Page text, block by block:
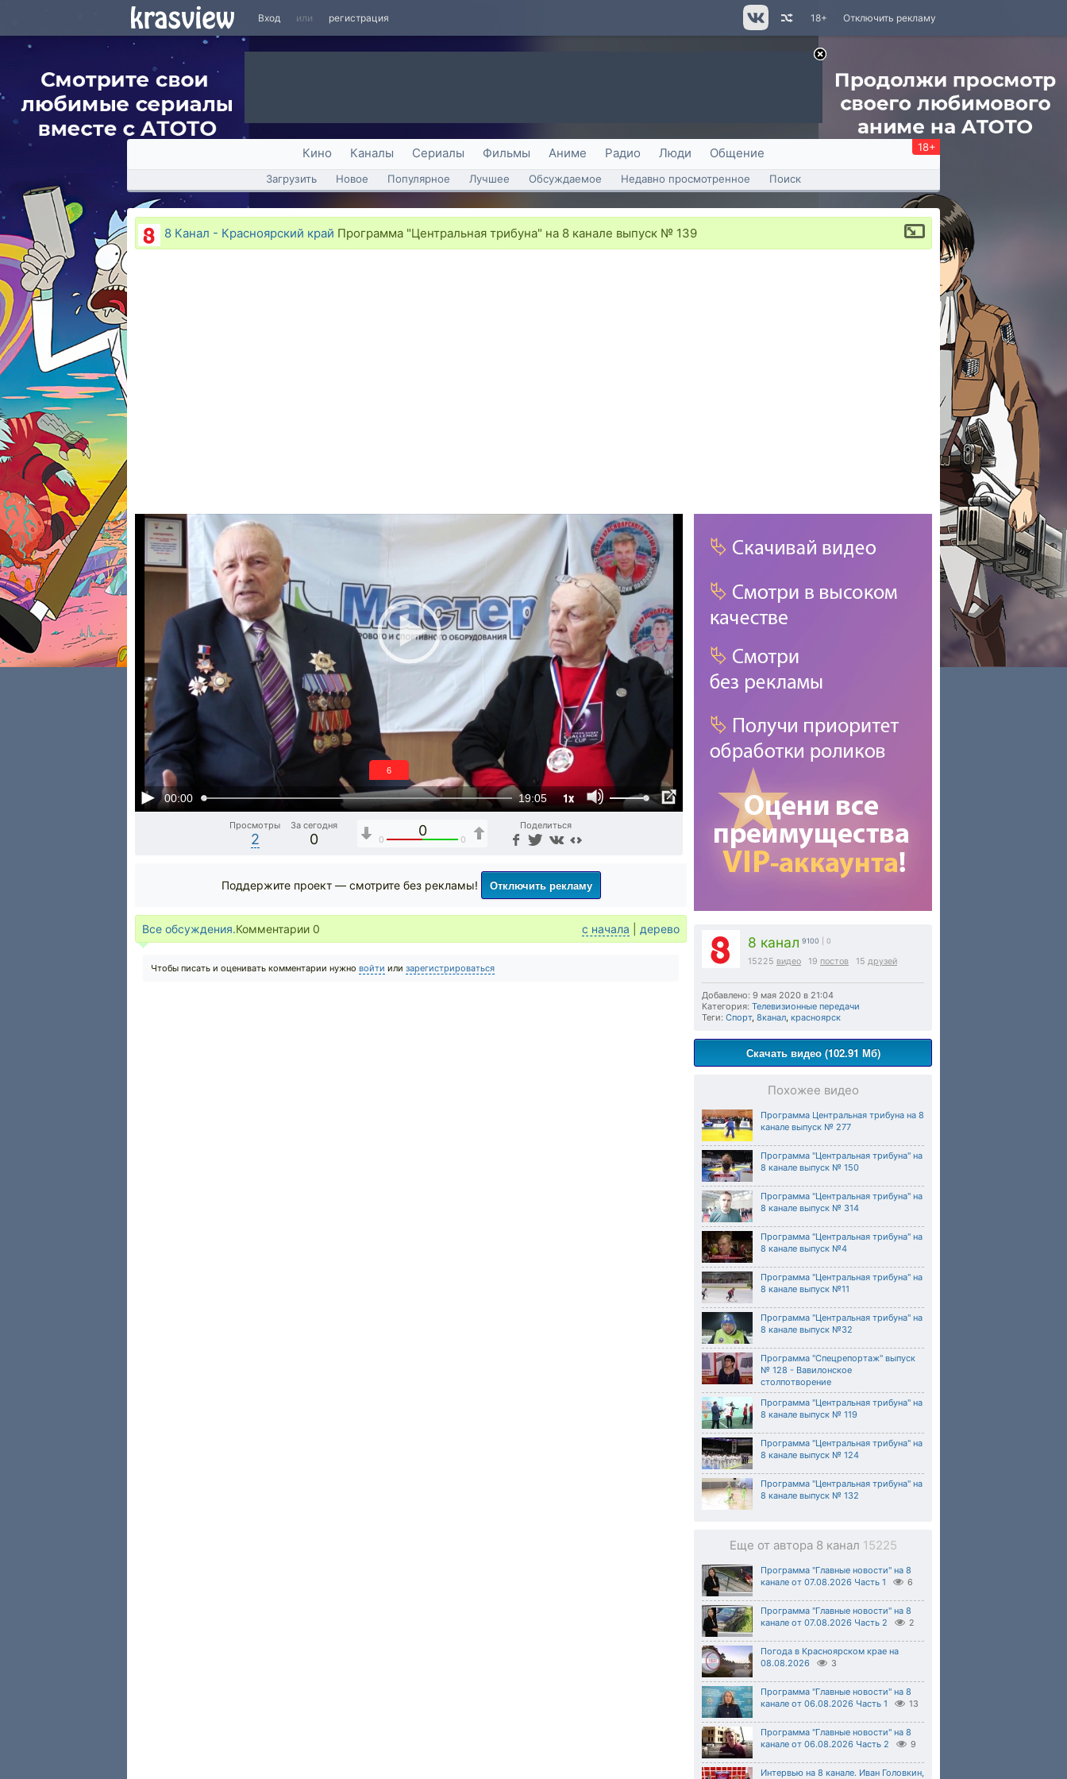
Вход или регистрация Отключить рекламу
18+
Кино Каналы Сериалы Фильмы Аниме Радио Люди Общение 18+
Загрузить Новое Популярное Лучшее Обсуждаемое Недавно просмотренное Поиск
8 Канал - Красноярский край Программа "Центральная трибуна" на 8 канале выпуск № 139
00:00 19:05 1x
6
Просмотры
2
За сегодня
0
0
0 0
Поделиться
8 канал 9100 | 0
15225 видео 19 постов 15 друзей
Добавлено: 9 мая 2020 в 21:04
Категория: Телевизионные передачи
Теги: Спорт, 8канал, красноярск
Скачать видео (102.91 Мб)
Похожее видео
Программа Центральная трибуна на 8
канале выпуск № 277
Программа "Центральная трибуна" на
8 канале выпуск № 150
Программа "Центральная трибуна" на
8 канале выпуск № 314
Программа "Центральная трибуна" на
8 канале выпуск №4
Программа "Центральная трибуна" на
8 канале выпуск №11
Программа "Центральная трибуна" на
8 канале выпуск №32
Программа "Спецрепортаж" выпуск
№ 128 - Вавилонское
столпотворение
Программа "Центральная трибуна" на
8 канале выпуск № 119
Программа "Центральная трибуна" на
8 канале выпуск № 124
Программа "Центральная трибуна" на
8 канале выпуск № 132
Еще от автора 8 канал 15225
Программа "Главные новости" на 8
канале от 07.08.2026 Часть 1
6
Программа "Главные новости" на 8
канале от 07.08.2026 Часть 2
2
Погода в Красноярском крае на
08.08.2026
3
Программа "Главные новости" на 8
канале от 06.08.2026 Часть 1
13
Программа "Главные новости" на 8
канале от 06.08.2026 Часть 2
9
Интервью на 8 канале. Иван Головкин,
Поддержите проект — смотрите без рекламы! Отключить рекламу
Все обсуждения.Комментарии 0 с начала дерево
Чтобы писать и оценивать комментарии нужно войти или зарегистрироваться